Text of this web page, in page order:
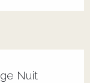
Nuit